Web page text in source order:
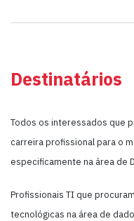
Destinatários
Todos os interessados que
carreira profissional para o
especificamente na área de
Profissionais TI que
tecnológicas na área de